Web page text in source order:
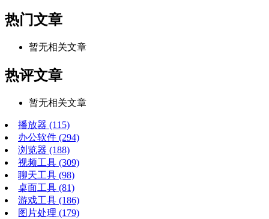
热门文章
暂无相关文章
热评文章
暂无相关文章
播放器 (115)
办公软件 (294)
浏览器 (188)
视频工具 (309)
聊天工具 (98)
桌面工具 (81)
游戏工具 (186)
图片处理 (179)